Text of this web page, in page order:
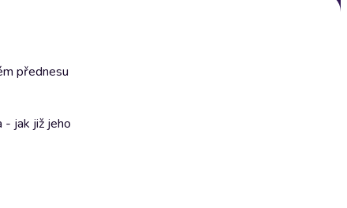
přednesu
- jak již jeho